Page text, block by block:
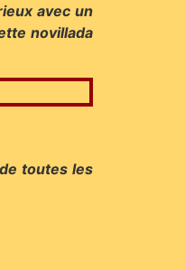
avec un
novillada
toutes les